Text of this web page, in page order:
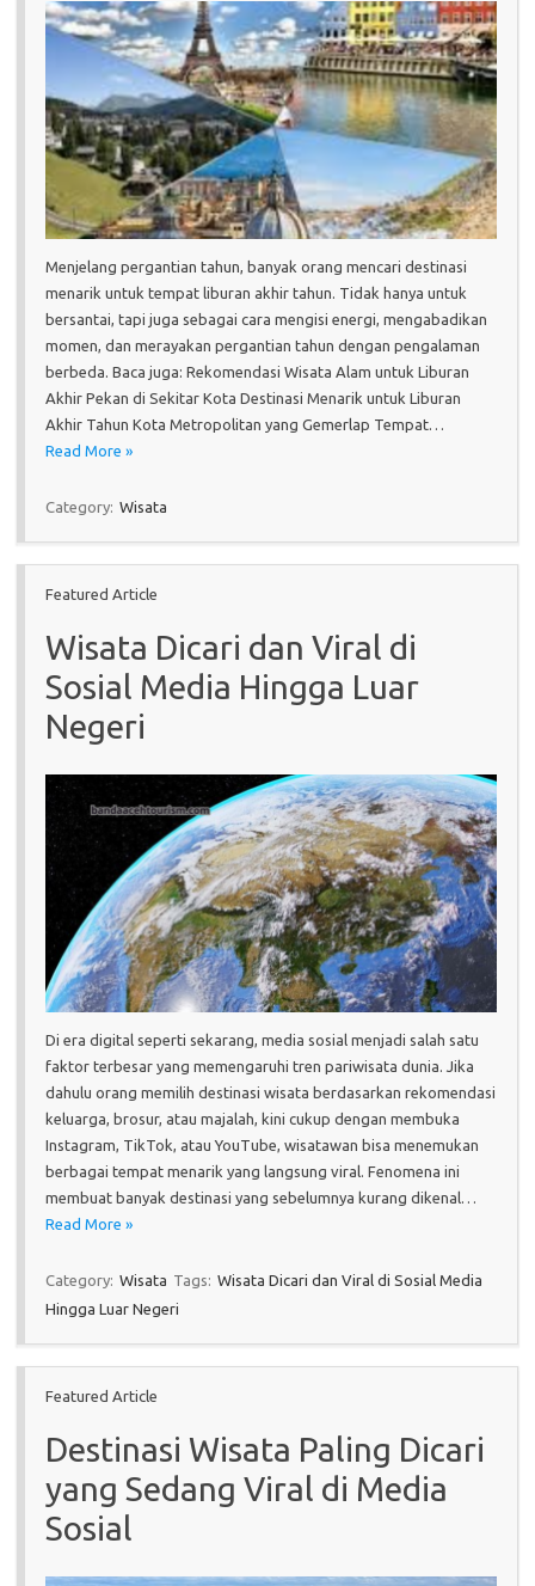
Menjelang pergantian tahun, banyak orang mencari destinasi
menarik untuk tempat liburan akhir tahun. Tidak hanya untuk
bersantai, tapi juga sebagai cara mengisi energi, mengabadikan
momen, dan merayakan pergantian tahun dengan pengalaman
berbeda. Baca juga: Rekomendasi Wisata Alam untuk Liburan
Akhir Pekan di Sekitar Kota Destinasi Menarik untuk Liburan
Akhir Tahun Kota Metropolitan yang Gemerlap Tempat…
Read More »
Category: Wisata
Featured Article
Wisata Dicari dan Viral di
Sosial Media Hingga Luar
Negeri
Di era digital seperti sekarang, media sosial menjadi salah satu
faktor terbesar yang memengaruhi tren pariwisata dunia. Jika
dahulu orang memilih destinasi wisata berdasarkan rekomendasi
keluarga, brosur, atau majalah, kini cukup dengan membuka
Instagram, TikTok, atau YouTube, wisatawan bisa menemukan
berbagai tempat menarik yang langsung viral. Fenomena ini
membuat banyak destinasi yang sebelumnya kurang dikenal…
Read More »
Category: Wisata Tags: Wisata Dicari dan Viral di Sosial Media
Hingga Luar Negeri
Featured Article
Destinasi Wisata Paling Dicari
yang Sedang Viral di Media
Sosial